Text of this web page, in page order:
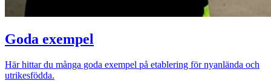
Goda exempel
Här hittar du många goda exempel på etablering för nyanlända och
utrikesfödda.